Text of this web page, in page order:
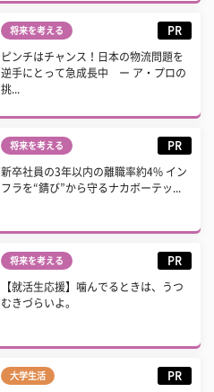
将来を考える PR
ピンチはチャンス！日本の物流問題を
逆手にとって急成長中 ー ア・プロの
挑...
将来を考える PR
新卒社員の3年以内の離職率約4% イン
フラを“錆び”から守るナカボーテッ...
将来を考える PR
【就活生応援】噛んでるときは、うつ
むきづらいよ。
大学生活 PR